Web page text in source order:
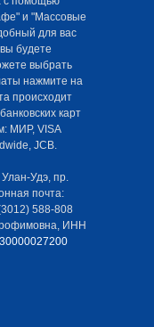
и "Массовые
для вас
будете
выбрать
нажмите на
происходит
карт
МИР, VISA
JCB.
Улан-Удэ, пр.
почта:
588-808
ИНН